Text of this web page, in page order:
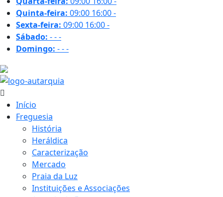
Quinta-feira: 09:00 16:00-
Sexta-feira: 09:00 16:00-
Sábado: ---
Domingo: ---
Início
Freguesia
História
Heráldica
Caracterização
Mercado
Praia da Luz
Instituições e Associações